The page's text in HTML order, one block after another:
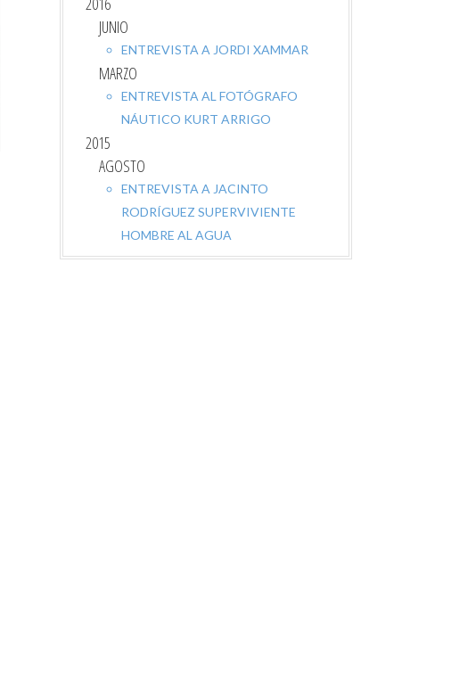
JUNIO
ENTREVISTA A JORDI XAMMAR
MARZO
ENTREVISTA AL FOTÓGRAFO
NÁUTICO KURT ARRIGO
2015
AGOSTO
ENTREVISTA A JACINTO
RODRÍGUEZ SUPERVIVIENTE
HOMBRE AL AGUA